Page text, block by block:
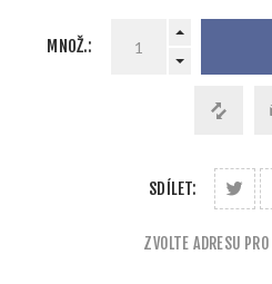
MNOŽ.:
SDÍLET:
ZVOLTE ADRESU PRO